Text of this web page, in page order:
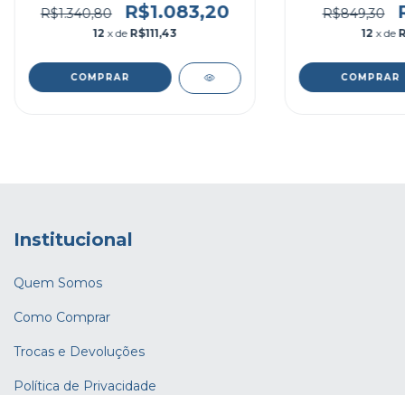
R$1.340,80
R$1.083,20
12 x de R$111,43
R$849,30
12 x de
Institucional
Quem Somos
Como Comprar
Trocas e Devoluções
Política de Privacidade